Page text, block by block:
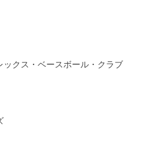
ックス・ベースボール・クラブ